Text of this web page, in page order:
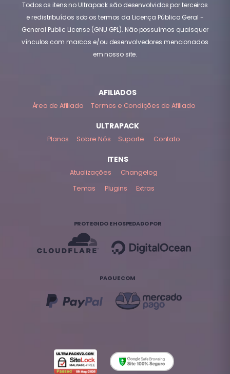
Todos os itens no Ultrapack são desenvolvidos por terceiros
e redistribuídos sob os termos da Licença Pública Geral -
General Public License (GNU GPL). Não possuímos quaisquer
vínculos com marcas e/ou desenvolvedores mencionados
em nosso site.
AFILIADOS
Área de Afiliado Termos e Condições de Afiliado
ULTRAPACK
Planos Sobre Nós Suporte Contato
ITENS
Atualizações
Changelog
Temas
Plugins Extras
PROTEGIDO E HOSPEDADO POR
PAGUE COM